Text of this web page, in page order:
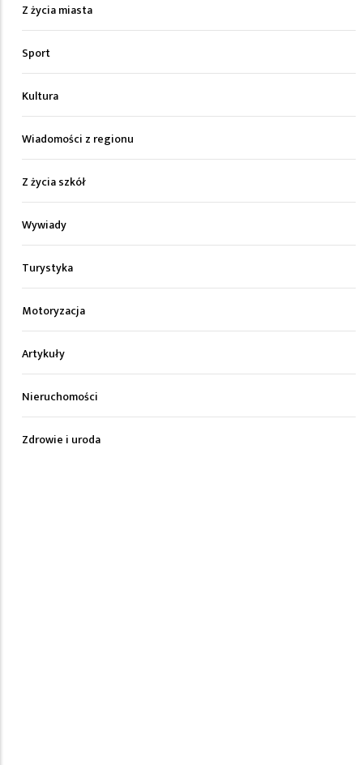
Z życia miasta
Sport
Kultura
Wiadomości z regionu
Z życia szkół
Wywiady
Turystyka
Motoryzacja
Artykuły
Nieruchomości
Zdrowie i uroda